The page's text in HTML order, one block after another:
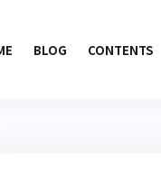
BLOG CONTENTS